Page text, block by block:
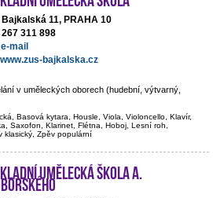
Bajkalská 11, PRAHA 10
267 311 898
e-mail
www.zus-bajkalska.cz
v uměleckých oborech (hudební, výtvarný,
Basová kytara, Housle, Viola, Violoncello, Klavír,
Saxofon, Klarinet, Flétna, Hoboj, Lesní roh,
klasický, Zpěv populární
umělecká škola A.